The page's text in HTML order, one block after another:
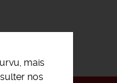
mais
nos